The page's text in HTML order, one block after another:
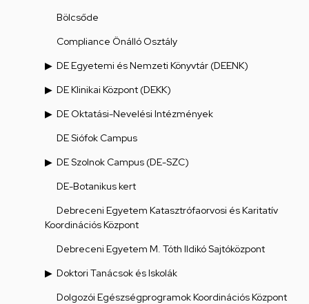
Bölcsőde
Compliance Önálló Osztály
DE Egyetemi és Nemzeti Könyvtár (DEENK)
DE Klinikai Központ (DEKK)
DE Oktatási-Nevelési Intézmények
DE Siófok Campus
DE Szolnok Campus (DE-SZC)
DE-Botanikus kert
Debreceni Egyetem Katasztrófaorvosi és Karitatív
Koordinációs Központ
Debreceni Egyetem M. Tóth Ildikó Sajtóközpont
Doktori Tanácsok és Iskolák
Dolgozói Egészségprogramok Koordinációs Központ